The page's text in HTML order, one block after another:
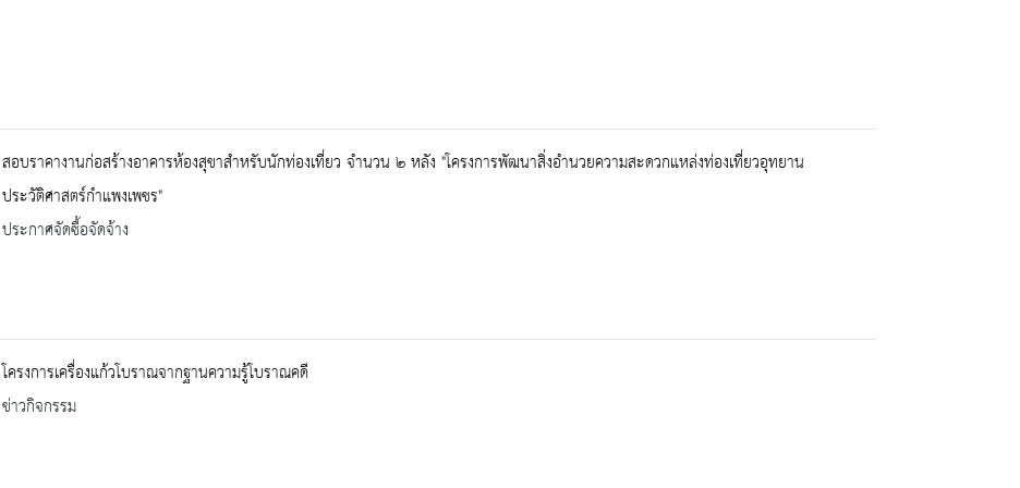
สอบราคางานก่อสร้างอาคารห้องสุขาสำหรับนักท่องเที่ยว จำนวน ๒ หลัง "โครงการพัฒนาสิ่งอำนวยความสะดวกแหล่งท่องเที่ยวอุทยาน
ประวัติศาสตร์กำแพงเพชร"
ประกาศจัดซื้อจัดจ้าง
โครงการเครื่องแก้วโบราณจากฐานความรู้โบราณคดี
ข่าวกิจกรรม